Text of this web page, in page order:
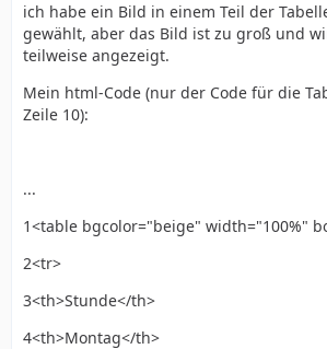
ich habe ein Bild in einem Teil der
gewählt, aber das Bild ist zu groß und
teilweise angezeigt.
Mein html-Code (nur der Code für die
Zeile 10):
...
1<table bgcolor="beige" width="100%"
2<tr>
3<th>Stunde</th>
4<th>Montag</th>